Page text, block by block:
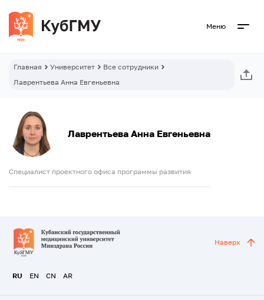
Меню
Главная Университет
Все сотрудники
Лаврентьева Анна Евгеньевна
Лаврентьева Анна Евгеньевна
Специалист проектного офиса программы развития
RU EN CN AR
Наверх